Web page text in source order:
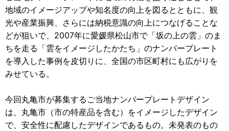
地域のイメージアップや知名度の向上を図るとともに、観
光や産業振興、さらには納税意識の向上につなげることな
どが狙いで、2007年に愛媛県松山市で「坂の上の雲」のま
ちを走る「雲をイメージしたかたち」のナンバープレート
を導入した事例を皮切りに、全国の市区町村にも広がりを
みせている。
今回丸亀市が募集するご当地ナンバープレートデザイン
は、丸亀市（市の特産品を含む）をイメージしたデザイン
で、安全性に配慮したデザインであるもの。未発表のもの